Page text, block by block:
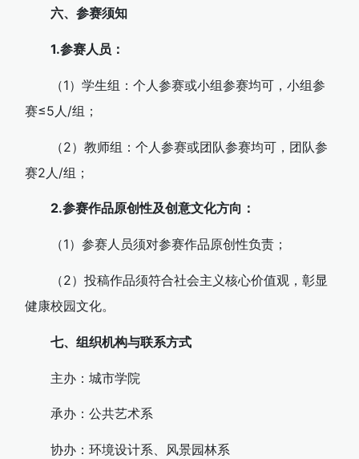
六、参赛须知
1.参赛人员：
（1）学生组：个人参赛或小组参赛均可，小组参
赛≤5人/组；
（2）教师组：个人参赛或团队参赛均可，团队参
赛2人/组；
2.参赛作品原创性及创意文化方向：
（1）参赛人员须对参赛作品原创性负责；
（2）投稿作品须符合社会主义核心价值观，彰显
健康校园文化。
七、组织机构与联系方式
主办：城市学院
承办：公共艺术系
协办：环境设计系、风景园林系